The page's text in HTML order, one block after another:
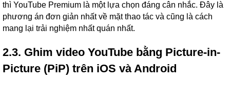
thì YouTube Premium là một lựa chọn đáng cân nhắc. Đây là
phương án đơn giản nhất về mặt thao tác và cũng là cách
mang lại trải nghiệm nhất quán nhất.
2.3. Ghim video YouTube bằng Picture-in-
Picture (PiP) trên iOS và Android